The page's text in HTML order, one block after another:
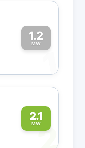
1.2
MW
1
2.1
MW2